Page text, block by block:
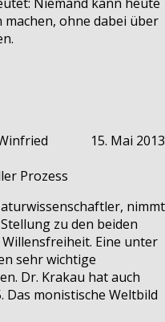
ohne dabei über
15. Mai 2013
Prozess
nimmt
zu den beiden
Eine unter
sehr wichtige
Dr. Krakau hat auch
Das monistische Weltbild